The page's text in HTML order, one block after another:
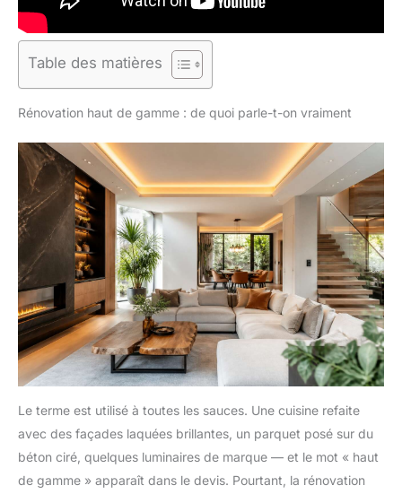
Table des matières
Rénovation haut de gamme : de quoi parle-t-on vraiment
Le terme est utilisé à toutes les sauces. Une cuisine refaite
avec des façades laquées brillantes, un parquet posé sur du
béton ciré, quelques luminaires de marque — et le mot « haut
de gamme » apparaît dans le devis. Pourtant, la rénovation